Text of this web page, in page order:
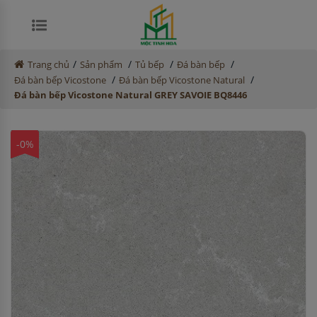
Trang chủ / Sản phẩm / Tủ bếp / Đá bàn bếp /
Đá bàn bếp Vicostone / Đá bàn bếp Vicostone Natural /
Đá bàn bếp Vicostone Natural GREY SAVOIE BQ8446
-0%